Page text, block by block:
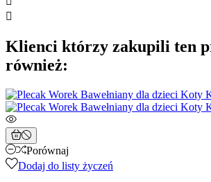

Klienci którzy zakupili ten
również:
Porównaj
Dodaj do listy życzeń